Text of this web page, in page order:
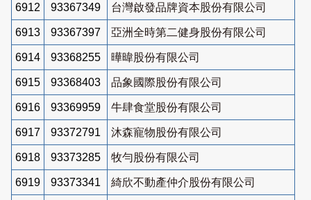
6912 93367349 台灣啟發品牌資本股份有限公司
6913 93367397 亞洲全時第二健身股份有限公司
6914 93368255 曄暐股份有限公司
6915 93368403 品象國際股份有限公司
6916 93369959 牛肆食堂股份有限公司
6917 93372791 沐森寵物股份有限公司
6918 93373285 牧勻股份有限公司
6919 93373341 綺欣不動產仲介股份有限公司